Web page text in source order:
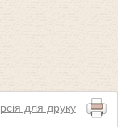
для друку